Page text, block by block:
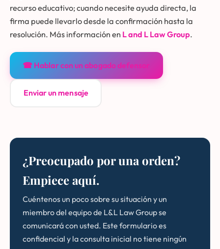
recurso educativo; cuando necesite ayuda directa, la
firma puede llevarlo desde la confirmación hasta la
resolución. Más información en L and L Law Group.
☎ Hablar con un abogado defensor
Enviar un mensaje
¿Preocupado por una orden?
Empiece aquí.
Cuéntenos un poco sobre su situación y un
miembro del equipo de L&L Law Group se
comunicará con usted. Este formulario es
confidencial y la consulta inicial no tiene ningún